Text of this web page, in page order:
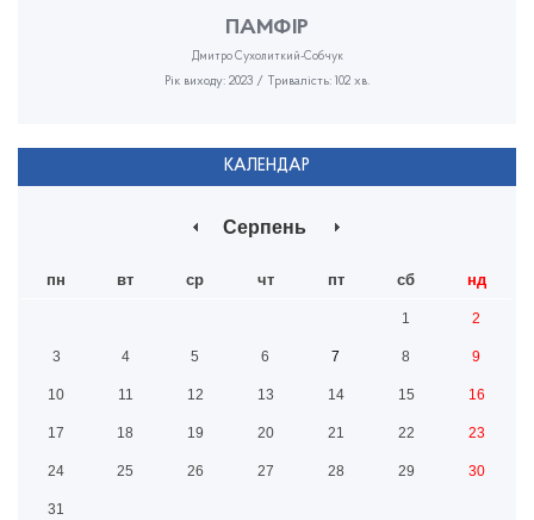
ПАМФІР
Дмитро Сухолиткий-Собчук
Рік виходу: 2023 / Тривалість: 102 хв.
КАЛЕНДАР
Серпень
пн вт ср чт пт сб нд
1 2
3 4 5 6 7 8 9
10 11 12 13 14 15 16
17 18 19 20 21 22 23
24 25 26 27 28 29 30
31